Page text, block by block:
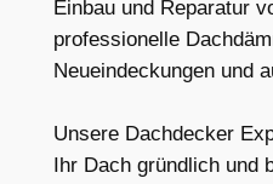
Einbau und Reparatur
professionelle
Neueindeckungen und
Unsere Dachdecker
Ihr Dach gründlich und